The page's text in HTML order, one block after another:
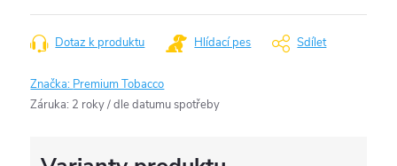
Dotaz k produktu Hlídací pes Sdílet
Značka: Premium Tobacco
Záruka: 2 roky / dle datumu spotřeby